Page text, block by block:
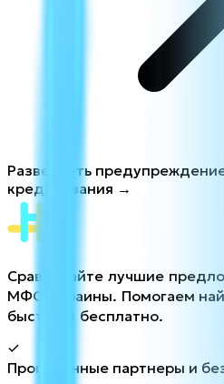
Развернуть
кредитования →
Сравнивайте лучшие
МФО Украины. Помогаем
быстро и бесплатно.
Проверенные партнеры и